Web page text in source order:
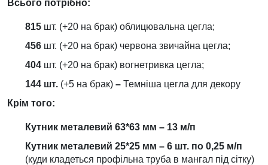
Всього потрібно:
815 шт. (+20 на брак) облицювальна цегла;
456 шт. (+20 на брак) червона звичайна цегла;
404 шт. (+20 на брак) вогнетривка цегла;
144 шт. (+5 на брак) – Темніша цегла для декору
Крім того:
Кутник металевий 63*63 мм – 13 м/п
Кутник металевий 25*25 мм – 6 шт. по 0,25 м/п
(куди кладеться профільна труба в мангал під сітку)